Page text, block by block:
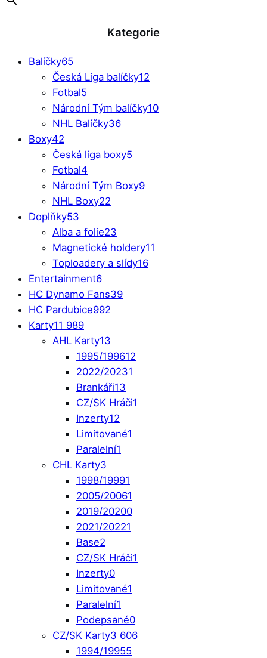
Kategorie
Balíčky65
Česká Liga balíčky12
Fotbal5
Národní Tým balíčky10
NHL Balíčky36
Boxy42
Česká liga boxy5
Fotbal4
Národní Tým Boxy9
NHL Boxy22
Doplňky53
Alba a folie23
Magnetické holdery11
Toploadery a slídy16
Entertainment6
HC Dynamo Fans39
HC Pardubice992
Karty11 989
AHL Karty13
1995/199612
2022/20231
Brankáři13
CZ/SK Hráči1
Inzerty12
Limitované1
Paralelní1
CHL Karty3
1998/19991
2005/20061
2019/20200
2021/20221
Base2
CZ/SK Hráči1
Inzerty0
Limitované1
Paralelní1
Podepsané0
CZ/SK Karty3 606
1994/19955